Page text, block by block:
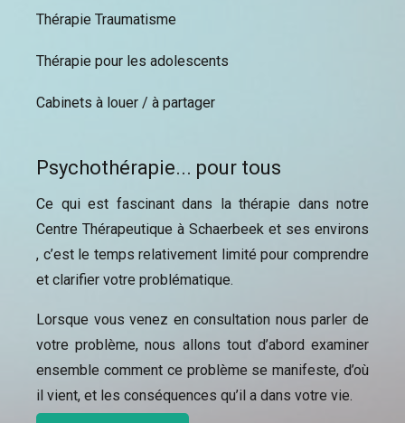
Thérapie Traumatisme
Thérapie pour les adolescents
Cabinets à louer / à partager
Psychothérapie... pour tous
Ce qui est fascinant dans la thérapie dans notre
Centre Thérapeutique à Schaerbeek et ses environs
, c’est le temps relativement limité pour comprendre
et clarifier votre problématique.
Lorsque vous venez en consultation nous parler de
votre problème, nous allons tout d’abord examiner
ensemble comment ce problème se manifeste, d’où
il vient, et les conséquences qu’il a dans votre vie.